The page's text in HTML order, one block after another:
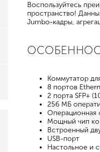
Воспользуйтесь
пространство!
Jumbo-кадры,
Коммутатор
8 портов
2 порта SFP+
256 МБ
Операционная
Мощный чип
Встроенный
USB-порт
Настольное и